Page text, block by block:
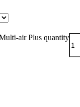
air Plus quantity